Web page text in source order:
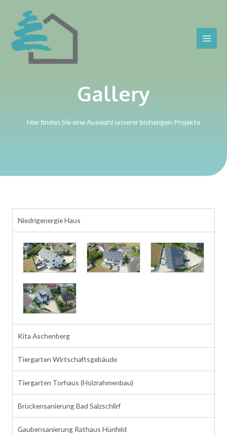
Gallery
Hier finden Sie eine Auswahl unserer bisherigen Projekte
Niedrigenergie Haus
Kita Aschenberg
Tiergarten Wirtschaftsgebäude
Tiergarten Torhaus (Holzrahmenbau)
Brückensanierung Bad Salzschlirf
Gaubensanierung Rathaus Hünfeld